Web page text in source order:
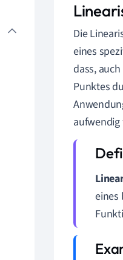
Die
eines
dass,
Punktes
aufwendig
eines